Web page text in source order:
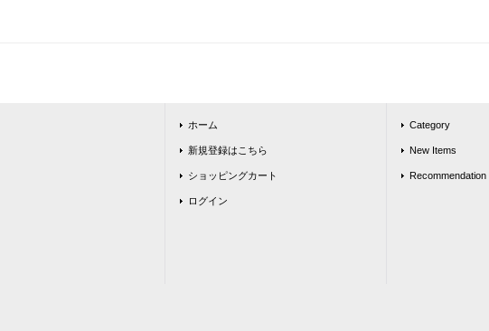
ホーム
新規登録はこちら
ショッピングカート
ログイン
Category
New Items
Recommendation